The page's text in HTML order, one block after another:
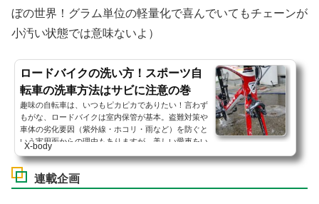
ぼの世界！グラム単位の軽量化で喜んでいてもチェーンが
小汚い状態では意味ないよ）
ロードバイクの洗い方！スポーツ自
転車の洗車方法はサビに注意の巻
趣味の自転車は、いつもピカピカでありたい！言わず
もがな、ロードバイクは室内保管が基本。盗難対策や
車体の劣化要因（紫外線・ホコリ・雨など）を防ぐと
いう実用面からの理由もありますが、美しい愛車をい
つでも愛でられる場所に置いておきたい！という『自
転車♡愛』も室内置きにするかなりの部分を占めてお
ります。我ら自転車おじさんが愛してやまないロード
バイクは、映画やドラマなどでインテリアとしても活
X-body
連載企画